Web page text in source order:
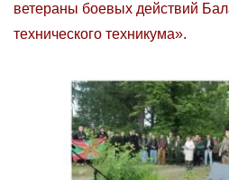
ветераны боевых действий
технического техникума».